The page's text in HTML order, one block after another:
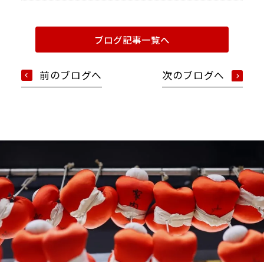
ブログ
Google map
前のブログへ
ブログ記事一覧へ
次のブログへ